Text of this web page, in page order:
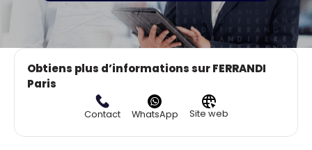
Obtiens plus d’informations sur FERRANDI
Paris
Contact WhatsApp Site web